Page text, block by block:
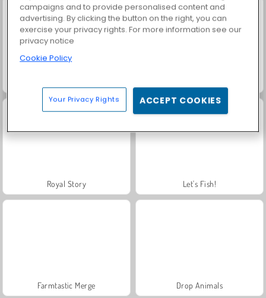
Royal Story Let's Fish!
Farmtastic Merge Drop Animals
campaigns and to provide personalised content and
advertising. By clicking the button on the right, you can
exercise your privacy rights. For more information see our
privacy notice
Cookie Policy
Your Privacy Rights ACCEPT COOKIES